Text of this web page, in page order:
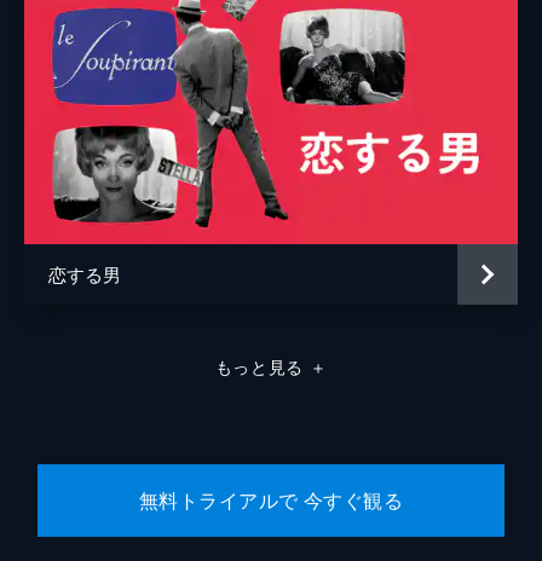
恋する男
もっと見る ＋
無料トライアルで 今すぐ観る